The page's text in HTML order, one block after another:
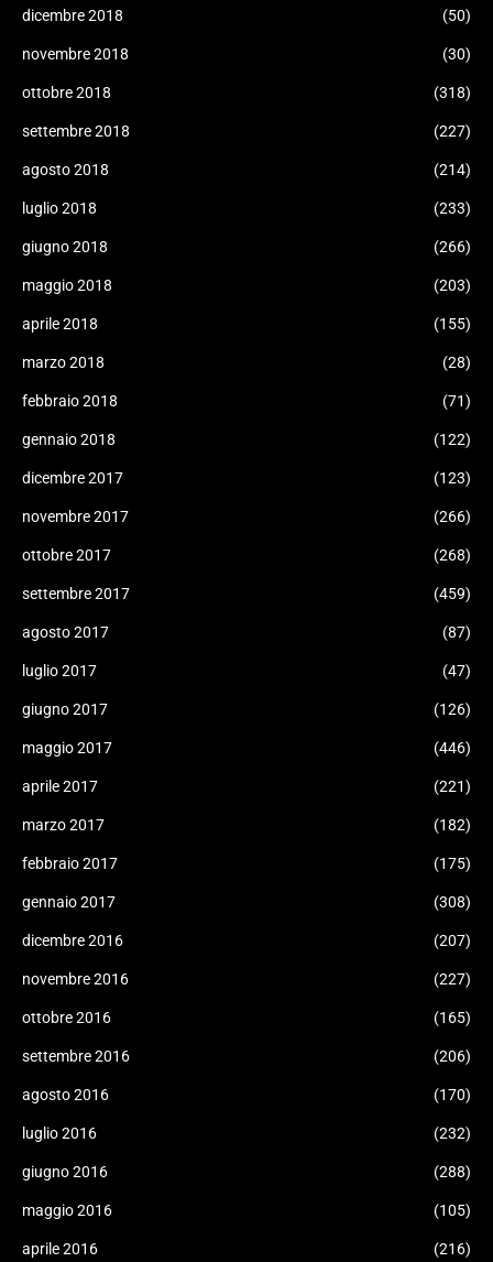
dicembre 2018 (50)
novembre 2018 (30)
ottobre 2018 (318)
settembre 2018 (227)
agosto 2018 (214)
luglio 2018 (233)
giugno 2018 (266)
maggio 2018 (203)
aprile 2018 (155)
marzo 2018 (28)
febbraio 2018 (71)
gennaio 2018 (122)
dicembre 2017 (123)
novembre 2017 (266)
ottobre 2017 (268)
settembre 2017 (459)
agosto 2017 (87)
luglio 2017 (47)
giugno 2017 (126)
maggio 2017 (446)
aprile 2017 (221)
marzo 2017 (182)
febbraio 2017 (175)
gennaio 2017 (308)
dicembre 2016 (207)
novembre 2016 (227)
ottobre 2016 (165)
settembre 2016 (206)
agosto 2016 (170)
luglio 2016 (232)
giugno 2016 (288)
maggio 2016 (105)
aprile 2016 (216)